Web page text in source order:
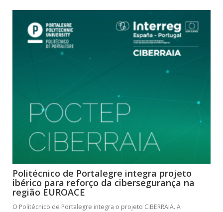
Politécnico de Portalegre integra projeto
ibérico para reforço da cibersegurança na
região EUROACE
O Politécnico de Portalegre integra o projeto CIBERRAIA. A